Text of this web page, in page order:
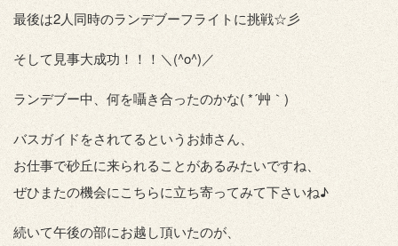
最後は2人同時のランデブーフライトに挑戦☆彡
そして見事大成功！！！＼(^o^)／
ランデブー中、何を囁き合ったのかな( *´艸｀)
バスガイドをされてるというお姉さん、
お仕事で砂丘に来られることがあるみたいですね、
ぜひまたの機会にこちらに立ち寄ってみて下さいね♪
続いて午後の部にお越し頂いたのが、